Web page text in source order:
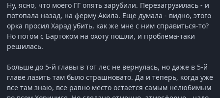
Ну, ясно, что моего ГГ опять зарубили. Перезагрузилась - и
потопала назад, на ферму Акила. Еще думала - видно, этого
орка просил Харад убить, как же мне с ним справиться-то?
Но потом с Бартоком на охоту пошли, и проблема-таки
решилась.
Больше до 5-й главы в тот лес не вернулась, но даже в 5-й
главе лазить там было страшновато. Да и теперь, когда уже
все там знаю, все равно место остается самым нелюбимым